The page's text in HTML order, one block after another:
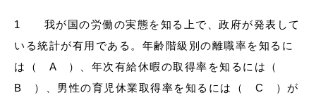
1 我が国の労働の実態を知る上で、政府が発表して
いる統計が有用である。年齢階級別の離職率を知るに
は（ A ）、年次有給休暇の取得率を知るには（
B ）、男性の育児休業取得率を知るには（ C ）が